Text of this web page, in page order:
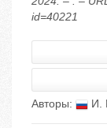
id=40221
Авторы: И.